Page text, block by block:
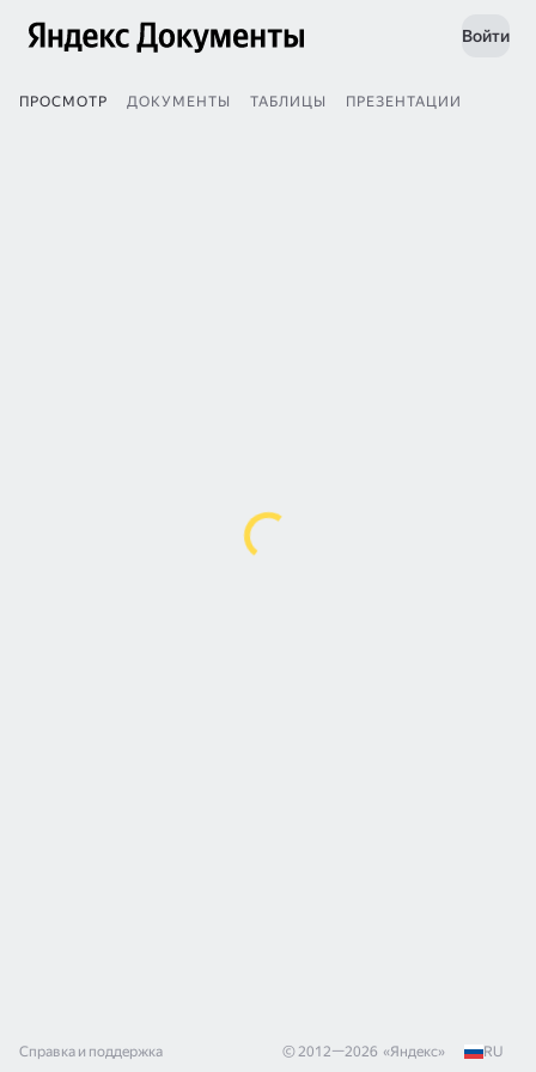
Войти
ПРОСМОТР ДОКУМЕНТЫ ТАБЛИЦЫ ПРЕЗЕНТАЦИИ
Справка и поддержка © 2012—2026 «Яндекс» RU